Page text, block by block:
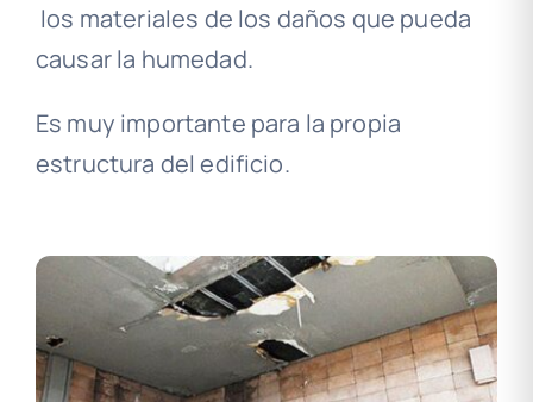
los materiales de los daños que pueda
causar la humedad.
Es muy importante para la propia
estructura del edificio.